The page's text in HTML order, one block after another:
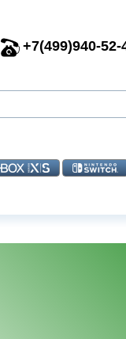
+7(499)940-52-